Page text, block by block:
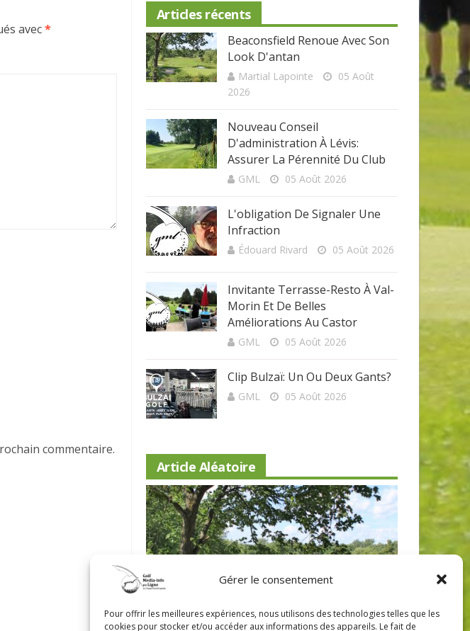
Gérer le consentement
Pour offrir les meilleures expériences, nous utilisons des technologies telles que les
cookies pour stocker et/ou accéder aux informations des appareils. Le fait de
avec*
commentaire.
Articles récents
Beaconsfield Renoue Avec Son
Look D'antan
Martial Lapointe
05 Août
2026
Nouveau Conseil
D'administration À Lévis:
Assurer La Pérennité Du Club
GML 05 Août 2026
L'obligation De Signaler Une
Infraction
Édouard Rivard 05 Août 2026
Invitante Terrasse-Resto À Val-
Morin Et De Belles
Améliorations Au Castor
GML 05 Août 2026
Clip Bulzaï: Un Ou Deux Gants?
GML 05 Août 2026
Article Aléatoire
Beaconsfield renoue avec son look